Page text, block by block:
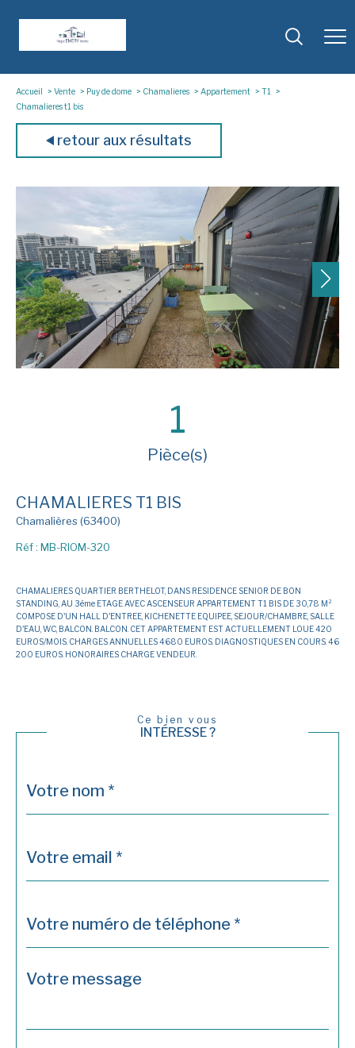
Accueil Vente Puy de dome Chamalieres Appartement
T1
Chamalieres t1 bis
retour aux résultats
1
Pièce(s)
CHAMALIERES T1 BIS
Chamalières (63400)
Réf : MB-RIOM-320
CHAMALIERES QUARTIER BERTHELOT, DANS RESIDENCE SENIOR DE BON
STANDING, AU 3ème ETAGE AVEC ASCENSEUR APPARTEMENT T1 BIS DE 30,78 M²
COMPOSE D'UN HALL D'ENTREE, KICHENETTE EQUIPEE, SEJOUR/CHAMBRE, SALLE
D'EAU, WC, BALCON. BALCON. CET APPARTEMENT EST ACTUELLEMENT LOUE 420
EUROS/MOIS. CHARGES ANNUELLES 4680 EUROS. DIAGNOSTIQUES EN COURS. 46
200 EUROS. HONORAIRES CHARGE VENDEUR.
Ce bien vous
INTÉRESSE ?
par
*
*
*
Fieldset
défaut
Message
*